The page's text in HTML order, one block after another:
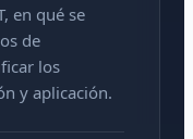
en qué se
de
los
y aplicación.